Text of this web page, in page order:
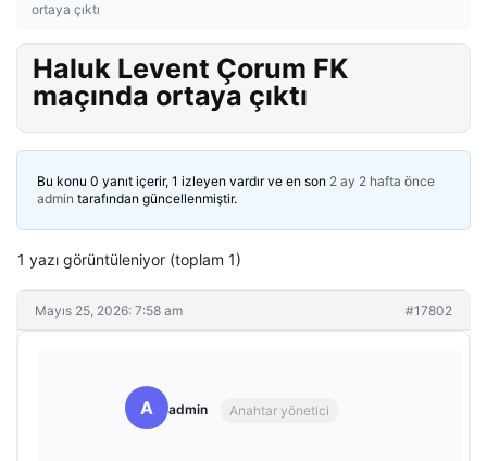
ortaya çıktı
Haluk Levent Çorum FK
maçında ortaya çıktı
Bu konu 0 yanıt içerir, 1 izleyen vardır ve en son 2 ay 2 hafta önce
admin tarafından güncellenmiştir.
1 yazı görüntüleniyor (toplam 1)
Mayıs 25, 2026: 7:58 am #17802
A admin Anahtar yönetici